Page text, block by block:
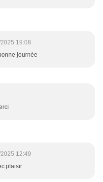
19:08
journée
12:49
plaisir